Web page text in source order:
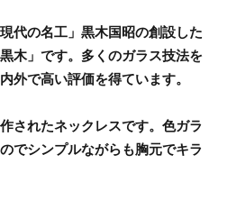
代の名工」黒木国昭の創設した
木」です。多くのガラス技法を
外で高い評価を得ています。
されたネックレスです。色ガラ
でシンプルながらも胸元でキラ